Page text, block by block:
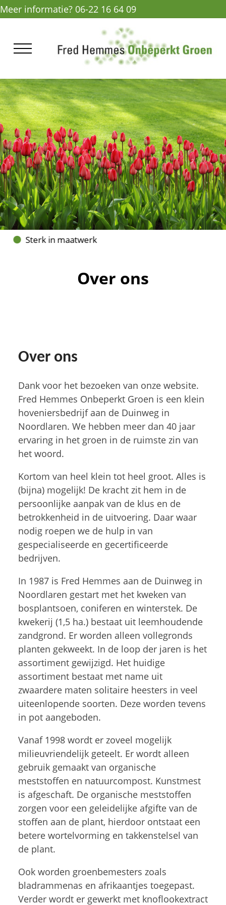
Meer informatie? 06-22 16 64 09
Over ons
Sterk in maatwerk
Over ons
Dank voor het bezoeken van onze website.
Fred Hemmes Onbeperkt Groen is een klein
hoveniersbedrijf aan de Duinweg in
Noordlaren. We hebben meer dan 40 jaar
ervaring in het groen in de ruimste zin van
het woord.
Kortom van heel klein tot heel groot. Alles is
(bijna) mogelijk! De kracht zit hem in de
persoonlijke aanpak van de klus en de
betrokkenheid in de uitvoering. Daar waar
nodig roepen we de hulp in van
gespecialiseerde en gecertificeerde
bedrijven.
In 1987 is Fred Hemmes aan de Duinweg in
Noordlaren gestart met het kweken van
bosplantsoen, coniferen en winterstek. De
kwekerij (1,5 ha.) bestaat uit leemhoudende
zandgrond. Er worden alleen vollegronds
planten gekweekt. In de loop der jaren is het
assortiment gewijzigd. Het huidige
assortiment bestaat met name uit
zwaardere maten solitaire heesters in veel
uiteenlopende soorten. Deze worden tevens
in pot aangeboden.
Vanaf 1998 wordt er zoveel mogelijk
milieuvriendelijk geteelt. Er wordt alleen
gebruik gemaakt van organische
meststoffen en natuurcompost. Kunstmest
is afgeschaft. De organische meststoffen
zorgen voor een geleidelijke afgifte van de
stoffen aan de plant, hierdoor ontstaat een
betere wortelvorming en takkenstelsel van
de plant.
Ook worden groenbemesters zoals
bladrammenas en afrikaantjes toegepast.
Verder wordt er gewerkt met knoflookextract